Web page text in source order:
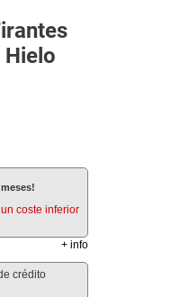
Hielo
meses!
coste inferior
+ info
crédito